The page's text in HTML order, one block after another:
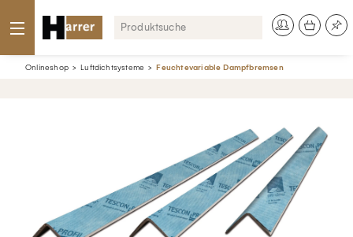
Onlineshop Luftdichtsysteme Feuchtevariable Dampfbremsen